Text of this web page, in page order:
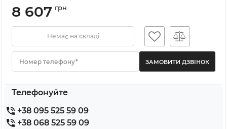
8 607 грн
Немає на складі
Номер телефону*
Телефонуйте
+38 095 525 59 09
+38 068 525 59 09